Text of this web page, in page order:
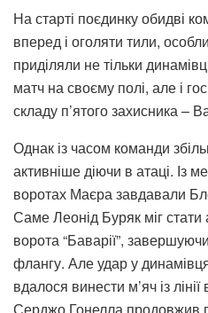
На старті поєдинку обидві
вперед і оголяти тили,
приділяли не тільки
матч на своєму полі, але і
складу п’ятого захисника –
Однак із часом команди
активніше діючи в атаці. Із
воротах Маєра завдавали
Саме Леонід Буряк міг
ворота “Баварії”,
флангу. Але удар у
вдалося винести м’яч із лінії
Серджо Гонелла продовжив